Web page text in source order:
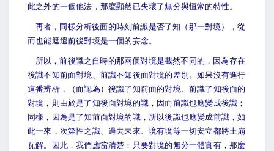
此之外的一個他法，那麼顯然已失壞了無分與恒常的特性。
再者，同樣分析後面的時刻前識是否了知（那一對境），從
而也能遮遣前後對境是一個的妄念。
所以，前後識之自時的那兩個對境是截然不同的，因為存在
後識不知前面對境、前識不知後面對境的差別。如果沒有進行
這番辨析，（而認為）後識了知前面的對境、前識了知後面的
對境，則由於是了知後面對境的識，因而前識也應變成後識；
同樣，因為是了知前面對境的識，所以後識也應變成前識，如
此一來，次第性之識、過去未來、境有境等一切安立都將土崩
瓦解。因此，我們應當清楚：只要對境的無分一體實有，那麼